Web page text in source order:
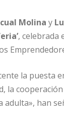
Molina y
, celebrada
la puesta
han